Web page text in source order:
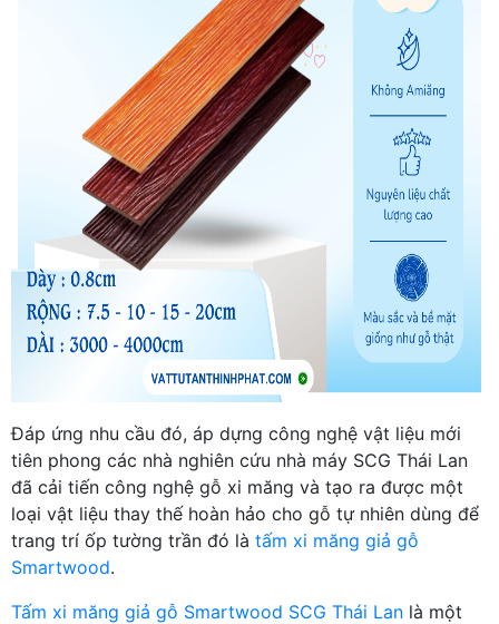
Đáp ứng nhu cầu đó, áp dựng công nghệ vật liệu mới
tiên phong các nhà nghiên cứu nhà máy SCG Thái Lan
đã cải tiến công nghệ gỗ xi măng và tạo ra được một
loại vật liệu thay thế hoàn hảo cho gỗ tự nhiên dùng để
trang trí ốp tường trần đó là tấm xi măng giả gỗ
Smartwood.
Tấm xi măng giả gỗ Smartwood SCG Thái Lan là một